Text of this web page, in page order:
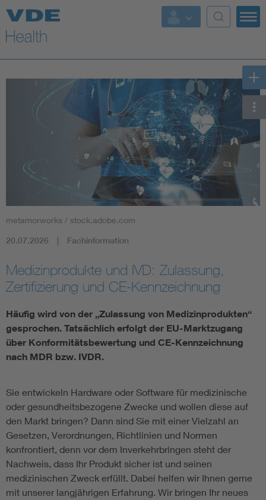
Top Themen
Fokusthemen
Energy
AI & Digital Trust
Assisted Living
Electromobility
Energy efficiency
Energy storage
Functional safety
metamorworks / stock.adobe.com
20.07.2026 Fachinformation
Medizinprodukte und IVD: Zulassung,
Zertifizierung und CE-Kennzeichnung
Häufig wird von der „Zulassung von Medizinprodukten“
gesprochen. Tatsächlich erfolgt der EU-Marktzugang
über Konformitätsbewertung und CE-Kennzeichnung
nach MDR bzw. IVDR.
Sie entwickeln Hardware oder Software für medizinische
oder gesundheitsbezogene Zwecke und wollen diese auf
den Markt bringen? Dann sind Sie mit einer Vielzahl an
Gesetzen, Verordnungen, Richtlinien und Normen
konfrontiert, denn vor dem Inverkehrbringen steht der
Nachweis, dass Ihr Produkt sicher ist und seinen
medizinischen Zweck erfüllt. Dabei helfen wir Ihnen gerne
mit unserer langjährigen Erfahrung. Wir bringen Ihr neues